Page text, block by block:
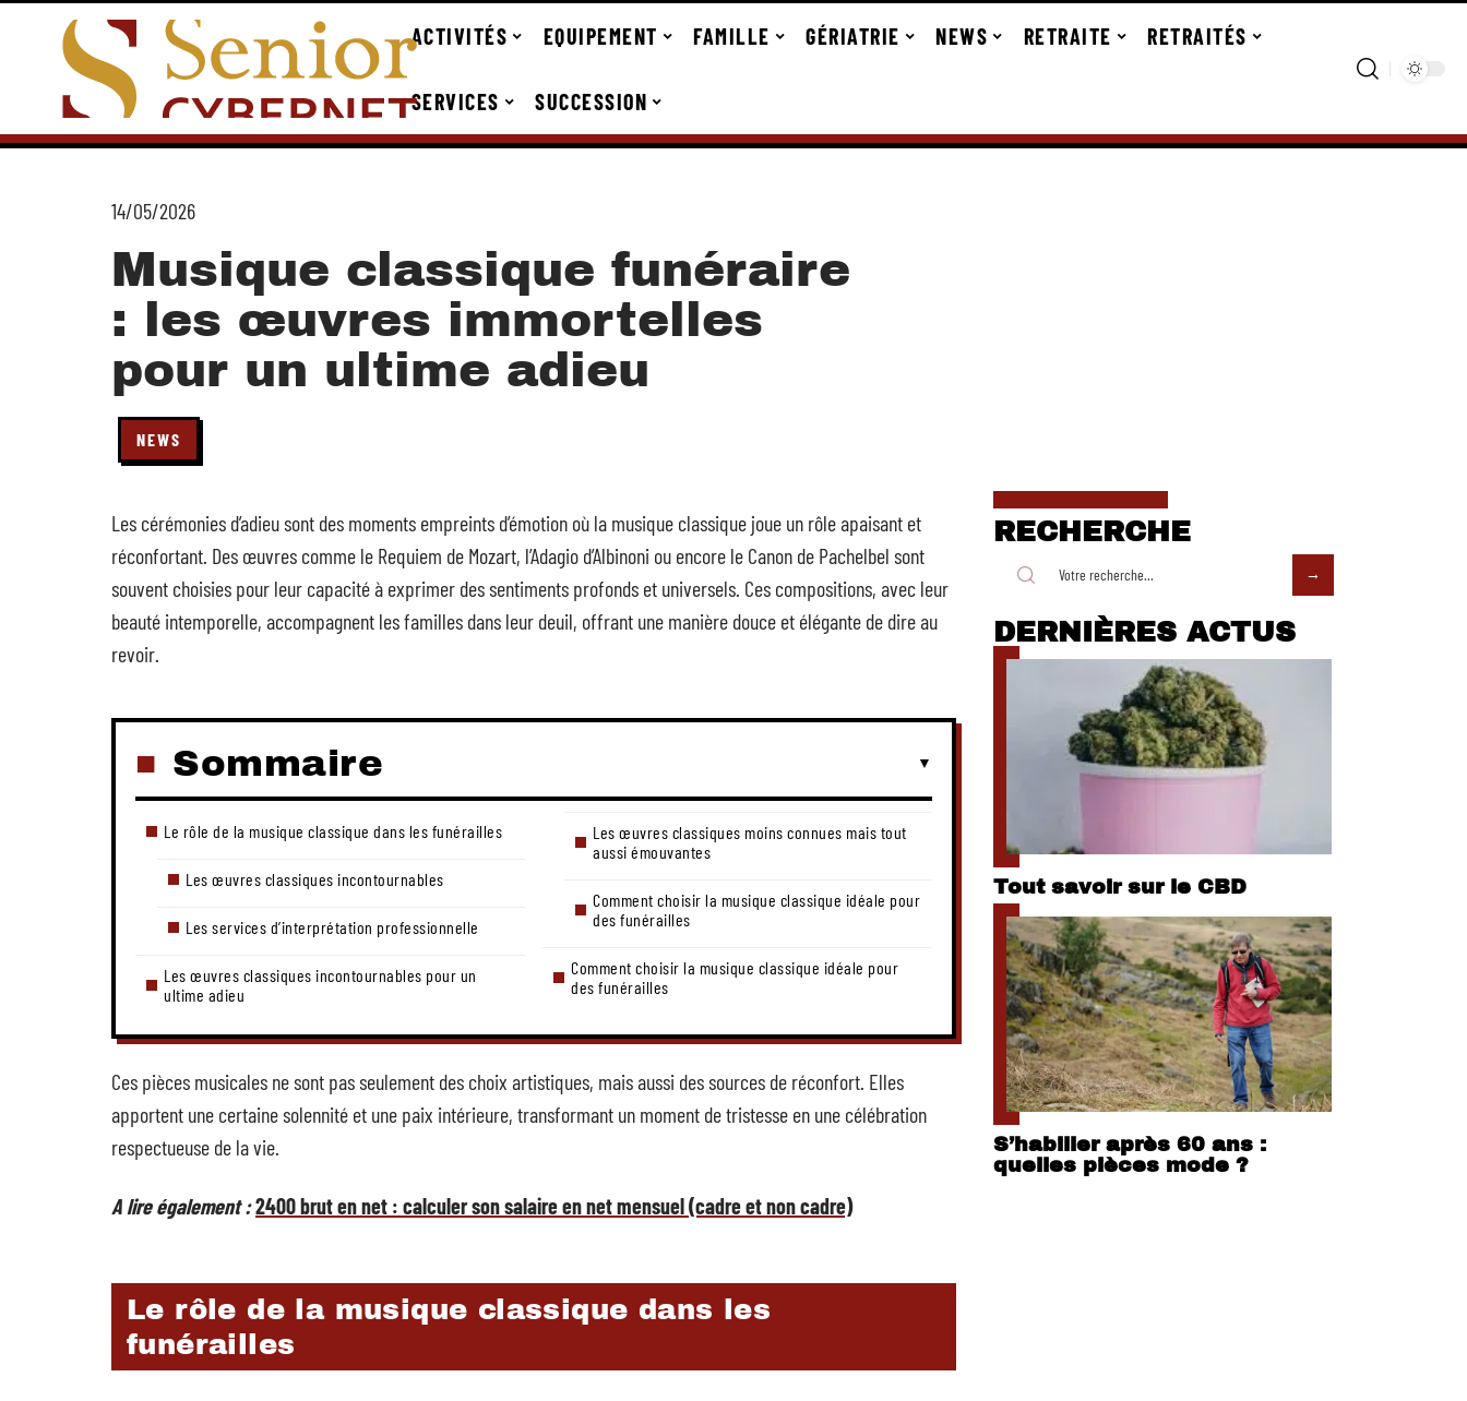
ACTIVITÉS EQUIPEMENT FAMILLE GÉRIATRIE NEWS RETRAITE RETRAITÉS
SERVICES SUCCESSION
14/05/2026
Musique classique funéraire
: les œuvres immortelles
pour un ultime adieu
NEWS
Les cérémonies d’adieu sont des moments empreints d’émotion où la musique classique joue un rôle apaisant et
réconfortant. Des œuvres comme le Requiem de Mozart, l’Adagio d’Albinoni ou encore le Canon de Pachelbel sont
souvent choisies pour leur capacité à exprimer des sentiments profonds et universels. Ces compositions, avec leur
beauté intemporelle, accompagnent les familles dans leur deuil, offrant une manière douce et élégante de dire au
revoir.
Sommaire
Le rôle de la musique classique dans les funérailles
Les œuvres classiques incontournables
Les services d’interprétation professionnelle
Les œuvres classiques incontournables pour un
ultime adieu
Les œuvres classiques moins connues mais tout
aussi émouvantes
Comment choisir la musique classique idéale pour
des funérailles
Comment choisir la musique classique idéale pour
des funérailles
Ces pièces musicales ne sont pas seulement des choix artistiques, mais aussi des sources de réconfort. Elles
apportent une certaine solennité et une paix intérieure, transformant un moment de tristesse en une célébration
respectueuse de la vie.
A lire également :2400 brut en net : calculer son salaire en net mensuel (cadre et non cadre)
Le rôle de la musique classique dans les
funérailles
RECHERCHE
DERNIÈRES ACTUS
Tout savoir sur le CBD
S’habiller après 60 ans :
quelles pièces mode ?